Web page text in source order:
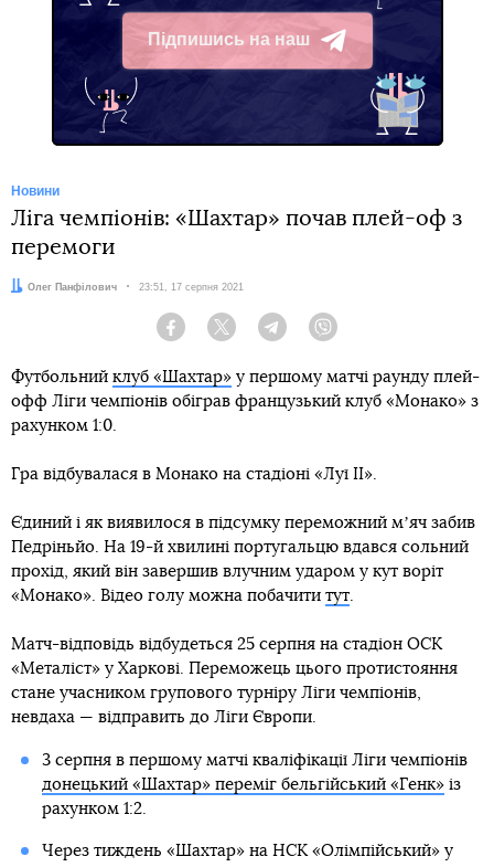
Підпишись на наш
Telegram
Новини
Ліга чемпіонів: «Шахтар» почав плей-оф з
перемоги
Автор:
Олег Панфілович Дата:
23:51, 17 серпня 2021
Facebook Twitter Telegram
Футбольний клуб «Шахтар» у першому матчі раунду плей-
офф Ліги чемпіонів обіграв французький клуб «Монако» з
рахунком 1:0.
Гра відбувалася в Монако на стадіоні «Луї ІІ».
Єдиний і як виявилося в підсумку переможний мʼяч забив
Педріньйо. На 19-й хвилині португальцю вдався сольний
прохід, який він завершив влучним ударом у кут воріт
«Монако». Відео голу можна побачити тут
Матч-відповідь відбудеться 25 серпня на стадіон ОСК
«Металіст» у Харкові. Переможець цього протистояння
стане учасником групового турніру Ліги чемпіонів,
невдаха — відправить до Ліги Європи.
3 серпня в першому матчі кваліфікації Ліги чемпіонів
донецький «Шахтар» переміг бельгійський «Генк»із
рахунком 1:2.
Через тиждень «Шахтар» на НСК «Олімпійський» у